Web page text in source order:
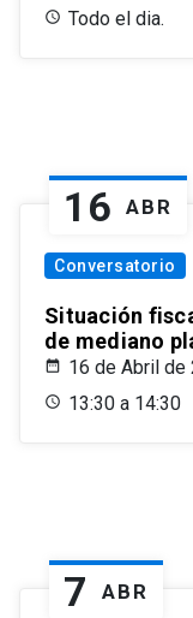
Todo el dia.
16 ABR
Conversatorio
Situación
de mediano
16 de Abril de
13:30 a 14:30
7 ABR